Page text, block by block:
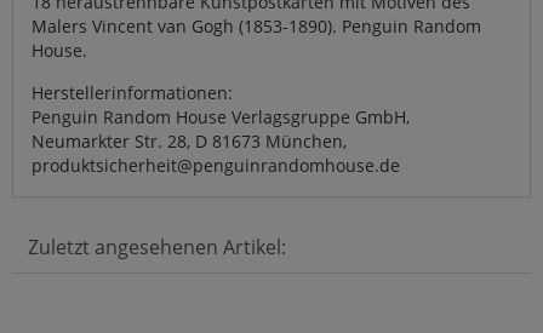
Malers Vincent van Gogh (1853-1890). Penguin Random
House.
Herstellerinformationen:
Penguin Random House Verlagsgruppe GmbH,
Neumarkter Str. 28, D 81673 München,
produktsicherheit@penguinrandomhouse.de
Zuletzt angesehenen Artikel: